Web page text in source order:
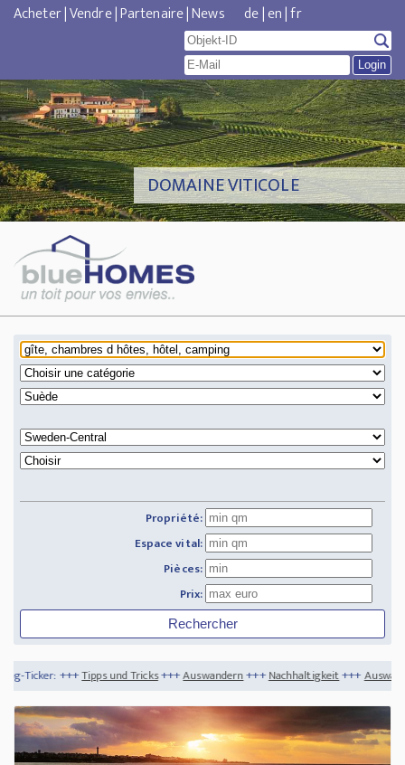
Acheter|Vendre|Partenaire|News de|en|fr
DOMAINE VITICOLE
Propriété:
Espace vital:
Pièces:
Prix:
und Tricks+++Auswandern+++Nachhaltigkeit+++Auswanderparadies